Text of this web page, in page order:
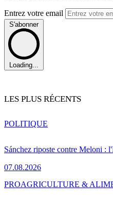
Entrez votre email
S'abonner
Loading...
LES PLUS RÉCENTS
Sánchez riposte contre Meloni :
07.08.2026
POLITIQUE
PROAGRICULTURE &